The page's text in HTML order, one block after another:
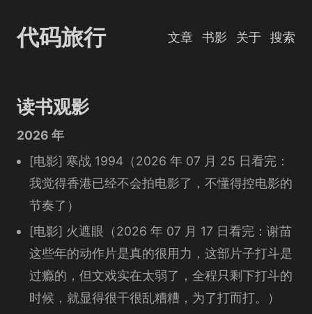
代码旅行 文章 书影 关于 搜索
读书观影
2026 年
[电影] 寒战 1994（2026 年 07 月 25 日看完：
我觉得香港已经不会拍电影了，不懂得控电影的
节奏了）
[电影] 火遮眼（2026 年 07 月 17 日看完：谢苗
这些年的动作片是真的很用力，这部片子打斗是
过瘾的，但文戏实在太弱了，全程只剩下打斗的
时候，就显得很干很乱糟糟，为了打而打。）